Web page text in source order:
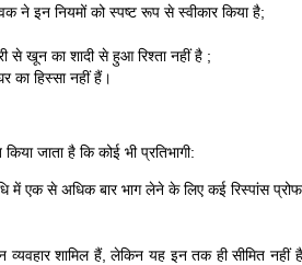
ने इन नियमों को स्पष्ट रूप से स्वीकार किया है;
से खून का शादी से हुआ रिश्ता नहीं है ;
का हिस्सा नहीं हैं।
जाता है कि कोई भी प्रतिभागी:
में एक से अधिक बार भाग लेने के लिए कई रिस्पांस
व्यवहार शामिल हैं, लेकिन यह इन तक ही सीमित